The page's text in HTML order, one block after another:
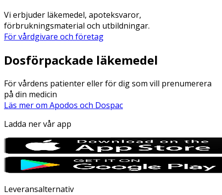
Vi erbjuder läkemedel, apoteksvaror,
förbrukningsmaterial och utbildningar.
För vårdgivare och företag
Dosförpackade läkemedel
För vårdens patienter eller för dig som vill prenumerera
på din medicin
Läs mer om Apodos och Dospac
Ladda ner vår app
Leveransalternativ